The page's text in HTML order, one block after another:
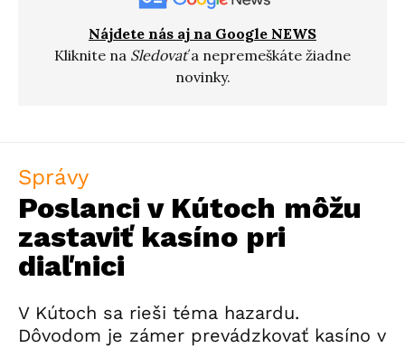
Nájdete nás aj na Google NEWS
Kliknite na Sledovaťa nepremeškáte žiadne
novinky.
Správy
Poslanci v Kútoch môžu
zastaviť kasíno pri
diaľnici
V Kútoch sa rieši téma hazardu.
Dôvodom je zámer prevádzkovať kasíno v